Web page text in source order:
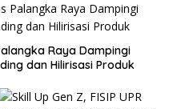
Raya Dampingi
dan Hilirisasi Produk